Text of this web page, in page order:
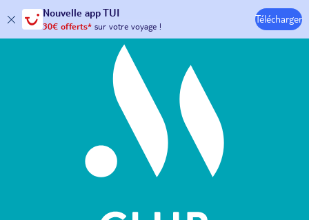
Nouvelle app TUI
30€ offerts*sur votre voyage !
avec le code :HAPPYAPP
Télécharger
Hôtels & Clubs